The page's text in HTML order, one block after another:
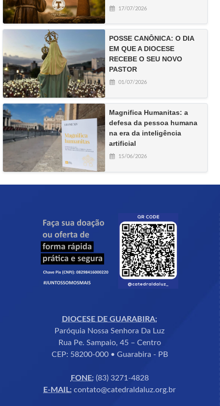
17/07/2026
POSSE CANÔNICA: O DIA
EM QUE A DIOCESE
RECEBE O SEU NOVO
PASTOR
01/07/2026
Magnifica Humanitas: a
defesa da pessoa humana
na era da inteligência
artificial
15/06/2026
DIOCESE DE GUARABIRA:
Paróquia Nossa Senhora Da Luz
Rua Pe. Sampaio, 45 – Centro
CEP: 58200-000 • Guarabira - PB
FONE:(83) 3271-4828
E-MAIL: contato@catedraldaluz.org.br